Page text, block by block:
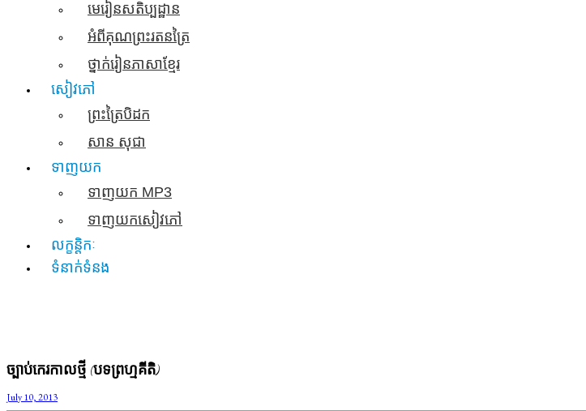
មេរៀនសតិប្បដ្ឋាន
អំពីគុណព្រះរតនត្រៃ
ថ្នាក់រៀនភាសាខ្មែរ
សៀវភៅ
ព្រះត្រៃបិដក
សាន សុជា
ទាញយក
ទាញយក​ MP3
ទាញយកសៀវភៅ
លក្ខន្តិកៈ
ទំនាក់ទំនង
ច្បាប់កេរកាលថ្មី (បទព្រហ្មគីតិ)
July 10, 2013